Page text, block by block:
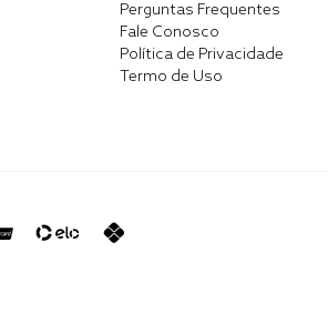
Perguntas Frequentes
Fale Conosco
Política de Privacidade
Termo de Uso